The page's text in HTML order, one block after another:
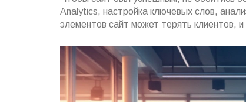
Analytics, настройка ключевых слов,
элементов сайт может терять клиентов,